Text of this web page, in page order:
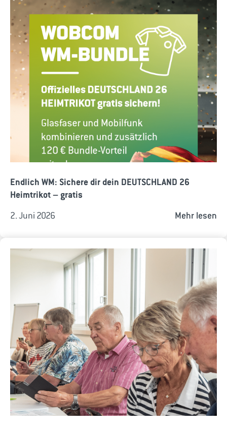
Endlich WM: Sichere dir dein DEUTSCHLAND 26
Heimtrikot – gratis
2. Juni 2026 Mehr lesen